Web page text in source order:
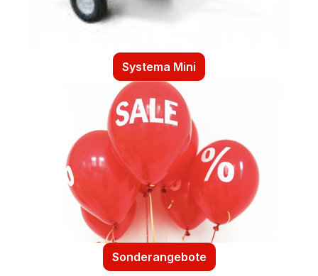
Systema Mini
Sonderangebote